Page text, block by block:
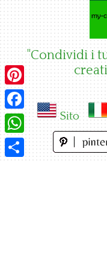
"Condividi i
Sito
Pinterest
Facebook
WhatsApp